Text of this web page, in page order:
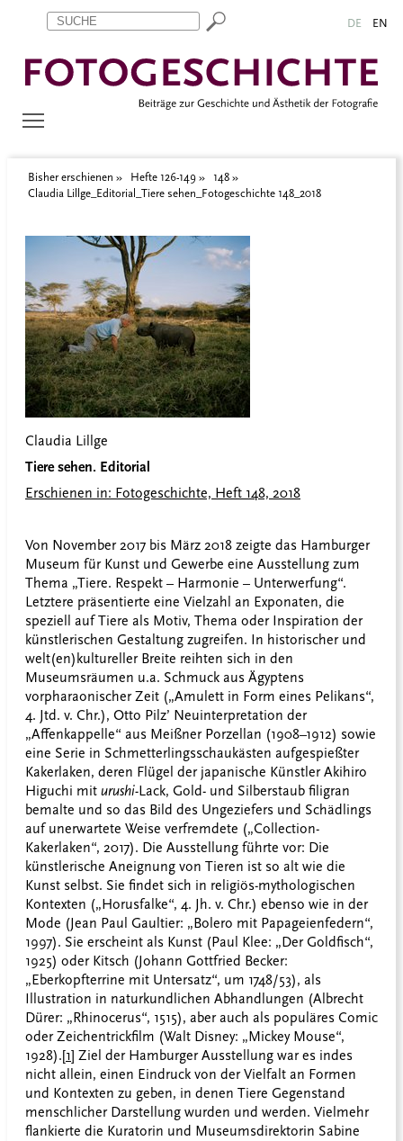
Zum Inhalt springen
Aktuelle Seite: Claudia Lillge_Editorial_Tiere DE EN
Bisher erschienen Hefte 126-149
148
Claudia Lillge_Editorial_Tiere sehen_Fotogeschichte 148_2018
Claudia Lillge
Tiere sehen. Editorial
Erschienen in: Fotogeschichte, Heft 148, 2018
Von November 2017 bis März 2018 zeigte das Hamburger
Museum für Kunst und Gewerbe eine Ausstellung zum
Thema „Tiere. Respekt – Harmonie – Unterwerfung“.
Letztere präsentierte eine Vielzahl an Exponaten, die
speziell auf Tiere als Motiv, Thema oder Inspiration der
künstlerischen Gestaltung zugreifen. In historischer und
welt(en)kultureller Breite reihten sich in den
Museumsräumen u.a. Schmuck aus Ägyptens
vorpharaonischer Zeit („Amulett in Form eines Pelikans“,
4. Jtd. v. Chr.), Otto Pilz’ Neuinterpretation der
„Affenkappelle“ aus Meißner Porzellan (1908–1912) sowie
eine Serie in Schmetterlingsschaukästen aufgespießter
Kakerlaken, deren Flügel der japanische Künstler Akihiro
Higuchi mit urushi-Lack, Gold- und Silberstaub filigran
bemalte und so das Bild des Ungeziefers und Schädlings
auf unerwartete Weise verfremdete („Collection-
Kakerlaken“, 2017). Die Ausstellung führte vor: Die
künstlerische Aneignung von Tieren ist so alt wie die
Kunst selbst. Sie findet sich in religiös-mythologischen
Kontexten („Horusfalke“, 4. Jh. v. Chr.) ebenso wie in der
Mode (Jean Paul Gaultier: „Bolero mit Papageienfedern“,
1997). Sie erscheint als Kunst (Paul Klee: „Der Goldfisch“,
1925) oder Kitsch (Johann Gottfried Becker:
„Eberkopfterrine mit Untersatz“, um 1748/53), als
Illustration in naturkundlichen Abhandlungen (Albrecht
Dürer: „Rhinocerus“, 1515), aber auch als populäres Comic
oder Zeichentrickfilm (Walt Disney: „Mickey Mouse“,
1928).[1] Ziel der Hamburger Ausstellung war es indes
nicht allein, einen Eindruck von der Vielfalt an Formen
und Kontexten zu geben, in denen Tiere Gegenstand
menschlicher Darstellung wurden und werden. Vielmehr
flankierte die Kuratorin und Museumsdirektorin Sabine